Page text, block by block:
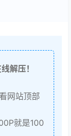
解压！
网站顶部
就是100